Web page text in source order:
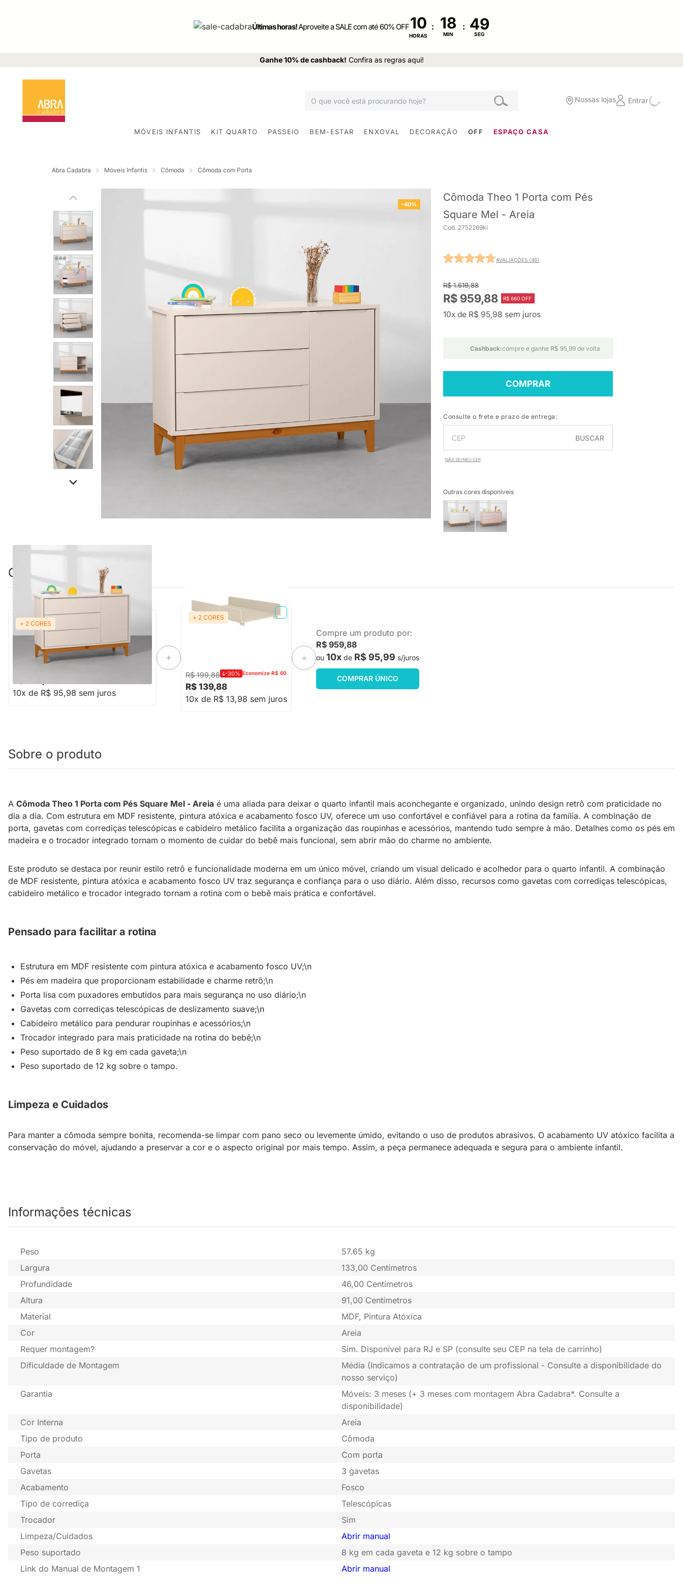
Últimas horas!Aproveite a SALE com até 60% OFF10
HORAS
:
MIN
:
SEG
Ganhe 10% de cashback! Confira as regras aqui!
Nossas lojas Entrar
MÓVEIS INFANTIS KIT QUARTO PASSEIO BEM-ESTAR ENXOVAL DECORAÇÃO OFF ESPAÇO CASA
Abra Cadabra Móveis Infantis Cômoda Cômoda com Porta
-40%
Cômoda Theo 1 Porta com Pés
Square Mel - Areia
Cod. 2752269ki
AVALIAÇÕES (48)
R$ 1.619,88
R$ 959,88 R$ 660 OFF
10x de R$ 95,98 sem juros
Cashback:compre e ganhe R$ 95,99 de volta
COMPRAR
Consulte o frete e prazo de entrega:
BUSCAR
NÃO SEI MEU CEP
Outras cores disponíveis
Combinação perfeita
+ 2 CORES
Cômoda Theo 1 Porta com Pés Square
10x de R$ 95,98 sem juros
+ 2 CORESPRONTA ENTREGA
R$ 199,88 -30% Economize R$ 60
R$ 139,88
10x de R$ 13,98 sem juros
=
Compre um produto por:
R$ 959,88
ou 10x de R$ 95,99 s/juros
COMPRAR ÚNICO
Sobre o produto
A Cômoda Theo 1 Porta com Pés Square Mel - Areia é uma aliada para deixar o quarto infantil mais aconchegante e organizado, unindo design retrô com praticidade no
dia a dia. Com estrutura em MDF resistente, pintura atóxica e acabamento fosco UV, oferece um uso confortável e confiável para a rotina da família. A combinação de
porta, gavetas com corrediças telescópicas e cabideiro metálico facilita a organização das roupinhas e acessórios, mantendo tudo sempre à mão. Detalhes como os pés em
madeira e o trocador integrado tornam o momento de cuidar do bebê mais funcional, sem abrir mão do charme no ambiente.
Este produto se destaca por reunir estilo retrô e funcionalidade moderna em um único móvel, criando um visual delicado e acolhedor para o quarto infantil. A combinação
de MDF resistente, pintura atóxica e acabamento fosco UV traz segurança e confiança para o uso diário. Além disso, recursos como gavetas com corrediças telescópicas,
cabideiro metálico e trocador integrado tornam a rotina com o bebê mais prática e confortável.
Pensado para facilitar a rotina
Estrutura em MDF resistente com pintura atóxica e acabamento fosco UV;\n
Pés em madeira que proporcionam estabilidade e charme retrô;\n
Porta lisa com puxadores embutidos para mais segurança no uso diário;\n
Gavetas com corrediças telescópicas de deslizamento suave;\n
Cabideiro metálico para pendurar roupinhas e acessórios;\n
Trocador integrado para mais praticidade na rotina do bebê;\n
Peso suportado de 8 kg em cada gaveta;\n
Peso suportado de 12 kg sobre o tampo.
Limpeza e Cuidados
Para manter a cômoda sempre bonita, recomenda-se limpar com pano seco ou levemente úmido, evitando o uso de produtos abrasivos. O acabamento UV atóxico facilita a
conservação do móvel, ajudando a preservar a cor e o aspecto original por mais tempo. Assim, a peça permanece adequada e segura para o ambiente infantil.
Informações técnicas
Peso
57.65 kg
Largura
133,00 Centímetros
Profundidade
46,00 Centímetros
Altura
91,00 Centímetros
Material
MDF, Pintura Atóxica
Cor
Areia
Requer montagem?
Sim. Disponível para RJ e SP (consulte seu CEP na tela de carrinho)
Dificuldade de Montagem
Média (Indicamos a contratação de um profissional - Consulte a disponibilidade do
nosso serviço)
Garantia
Móveis: 3 meses (+ 3 meses com montagem Abra Cadabra*. Consulte a
disponibilidade)
Cor Interna
Areia
Tipo de produto
Cômoda
Porta
Com porta
Gavetas
3 gavetas
Acabamento
Fosco
Tipo de corrediça
Telescópicas
Trocador
Sim
Limpeza/Cuidados
Abrir manual
Peso suportado
8 kg em cada gaveta e 12 kg sobre o tampo
Link do Manual de Montagem 1
Abrir manual